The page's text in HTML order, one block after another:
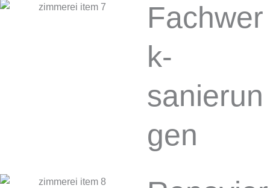
Fachwer
k­
sanierun
gen